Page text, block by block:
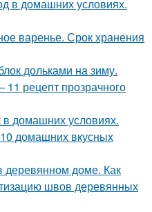
в домашних условиях.
варенье. Срок хранения
дольками на зиму.
рецепт прозрачного
в домашних условиях.
домашних вкусных
доме. Как
швов деревянных